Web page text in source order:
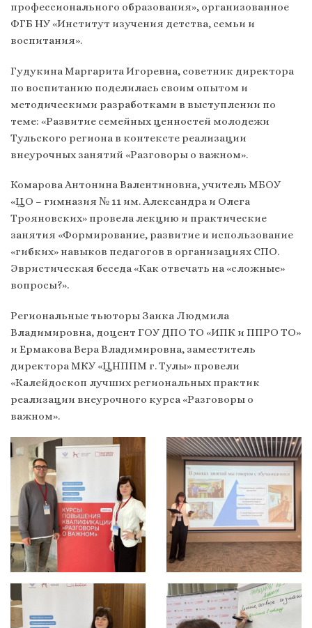
профессионального образования», организованное
ФГБ НУ «Институт изучения детства, семьи и
воспитания».
Гудукина Маргарита Игоревна, советник директора
по воспитанию поделилась своим опытом и
методическими разработками в выступлении по
теме: «Развитие семейных ценностей молодежи
Тульского региона в контексте реализации
внеурочных занятий «Разговоры о важном».
Комарова Антонина Валентиновна, учитель МБОУ
«ЦО – гимназия № 11 им. Александра и Олега
Трояновских» провела лекцию и практические
занятия «Формирование, развитие и использование
«гибких» навыков педагогов в организациях СПО.
Эвристическая беседа «Как отвечать на «сложные»
вопросы?».
Региональные тьюторы Заика Людмила
Владимировна, доцент ГОУ ДПО ТО «ИПК и ППРО ТО»
и Ермакова Вера Владимировна, заместитель
директора МКУ «ЦНППМ г. Тулы» провели
«Калейдоскоп лучших региональных практик
реализации внеурочного курса «Разговоры о
важном».